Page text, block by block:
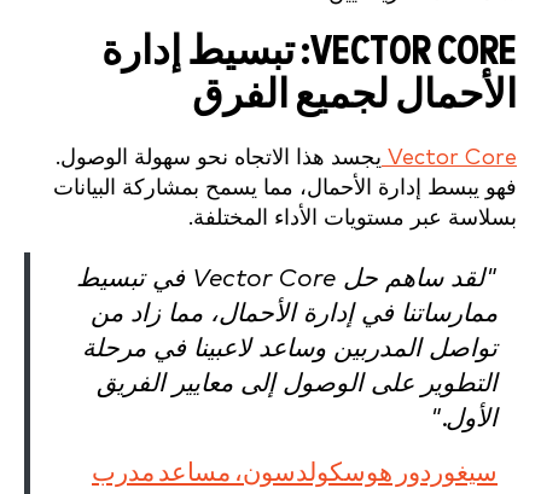
VECTOR CORE: تبسيط إدارة
الأحمال لجميع الفرق
Vector Core يجسد هذا الاتجاه نحو سهولة الوصول.
فهو يبسط إدارة الأحمال، مما يسمح بمشاركة البيانات
بسلاسة عبر مستويات الأداء المختلفة.
"لقد ساهم حل Vector Core في تبسيط
ممارساتنا في إدارة الأحمال، مما زاد من
تواصل المدربين وساعد لاعبينا في مرحلة
التطوير على الوصول إلى معايير الفريق
الأول."
سيغوردور هوسكولدسون، مساعد مدرب